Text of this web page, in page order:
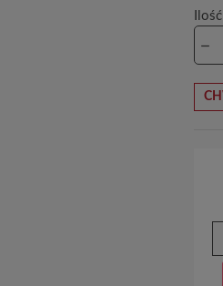
Ilość